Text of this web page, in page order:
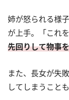
姉が怒られる様
が上手。「これ
先回りして物事
また、長女が失
してしまうこと